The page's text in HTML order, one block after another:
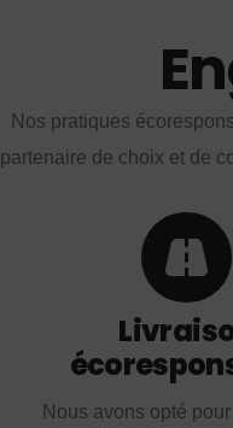
Nos pratiques
partenaire de choix et de
Nous avons opté